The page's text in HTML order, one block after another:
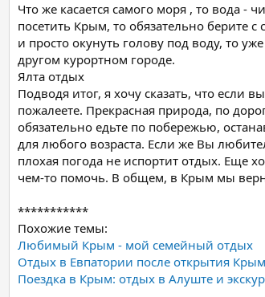
Что же касается самого моря , то вода -
посетить Крым, то обязательно берите
и просто окунуть голову под воду, то
другом курортном городе.
Ялта отдых
Подводя итог, я хочу сказать, что если
пожалеете. Прекрасная природа, по
обязательно едьте по побережью,
для любого возраста. Если же Вы
плохая погода не испортит отдых. Еще
чем-то помочь. В общем, в Крым мы
***********
Похожие темы:
Любимый Крым - мой семейный отдых
Отдых в Евпатории после открытия
Поездка в Крым: отдых в Алуште и